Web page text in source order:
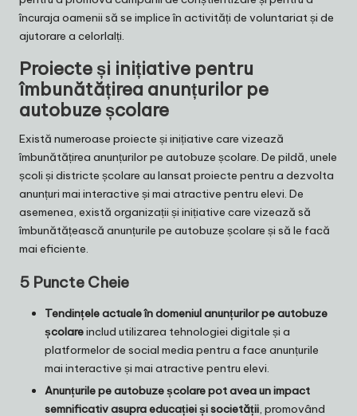
încuraja oamenii să se implice în activități de voluntariat și de
ajutorare a celorlalți.
Proiecte și inițiative pentru
îmbunătățirea anunțurilor pe
autobuze școlare
Există numeroase proiecte și inițiative care vizează
îmbunătățirea anunțurilor pe autobuze școlare. De pildă, unele
școli și districte școlare au lansat proiecte pentru a dezvolta
anunțuri mai interactive și mai atractive pentru elevi. De
asemenea, există organizații și inițiative care vizează să
îmbunătățească anunțurile pe autobuze școlare și să le facă
mai eficiente.
5 Puncte Cheie
Tendințele actuale în domeniul anunțurilor pe autobuze
școlareinclud utilizarea tehnologiei digitale și a
platformelor de social media pentru a face anunțurile
mai interactive și mai atractive pentru elevi.
Anunțurile pe autobuze școlare pot avea un impact
semnificativ asupra educației și societății, promovând